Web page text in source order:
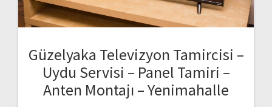
Güzelyaka Televizyon Tamircisi –
Uydu Servisi – Panel Tamiri –
Anten Montajı – Yenimahalle